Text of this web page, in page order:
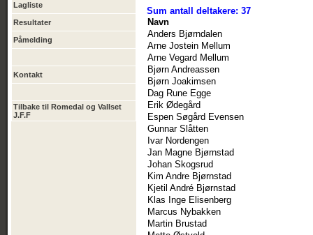
Lagliste
Resultater
Påmelding
Kontakt
Tilbake til Romedal og Vallset
J.F.F
Sum antall deltakere: 37
Navn
Anders Bjørndalen
Arne Jostein Mellum
Arne Vegard Mellum
Bjørn Andreassen
Bjørn Joakimsen
Dag Rune Egge
Erik Ødegård
Espen Søgård Evensen
Gunnar Slåtten
Ivar Nordengen
Jan Magne Bjørnstad
Johan Skogsrud
Kim Andre Bjørnstad
Kjetil André Bjørnstad
Klas Inge Elisenberg
Marcus Nybakken
Martin Brustad